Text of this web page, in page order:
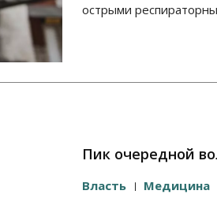
острыми
Пик очередной
Власть Медицина